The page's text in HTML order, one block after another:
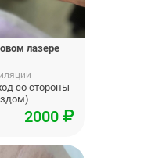
лазере
со стороны
2000